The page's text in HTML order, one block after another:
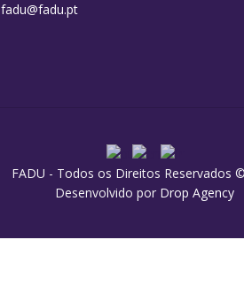
fadu@fadu.pt
FADU - Todos os Direitos Reservados
Desenvolvido por Drop Agency